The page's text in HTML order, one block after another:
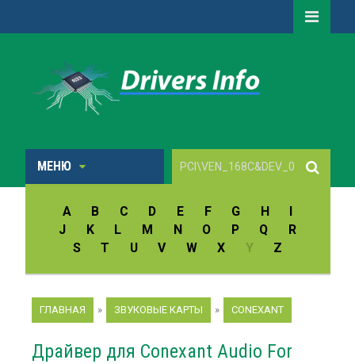
МЕНЮ
A B C D E F G H
I
J
K L M N O P Q
R
S
T U V W X Y Z
ГЛАВНАЯ » ЗВУКОВЫЕ КАРТЫ » CONEXANT
Драйвер для Conexant Audio For